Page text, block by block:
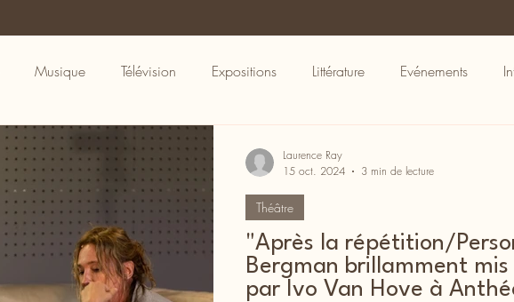
Musique Télévision Expositions Littérature Evénements
"Après la répétition/
Bergman brillamment mis
par Ivo Van Hove à
Théâtre
Laurence Ray
15 oct. 2024
3 min de lecture